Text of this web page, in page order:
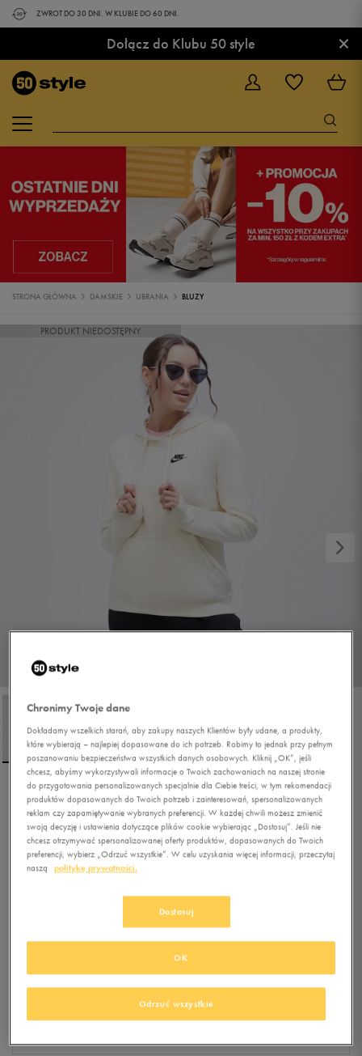
ZWROT DO 30 DNI. W KLUBIE DO 60 DNI.
Dołącz do Klubu 50 style ×
STRONA GŁÓWNA DAMSKIE UBRANIA BLUZY
PRODUKT NIEDOSTĘPNY
NIKE BLUZA Z KAPTUREM
W NSW CLUB FLC STD PO
5.0( 126)
149,99złz Vat
Produkt niedostępny
Jeśli artykuł będzie ponownie dostępny, otrzymasz od nas powiadomienie.
Chronimy Twoje dane
Dokładamy wszelkich starań, aby zakupy naszych Klientów były udane, a produkty,
które wybierają – najlepiej dopasowane do ich potrzeb. Robimy to jednak przy pełnym
poszanowaniu bezpieczeństwa wszystkich danych osobowych. Kliknij „OK”, jeśli
chcesz, abyśmy wykorzystywali informacje o Twoich zachowaniach na naszej stronie
do przygotowania personalizowanych specjalnie dla Ciebie treści, w tym rekomendacji
produktów dopasowanych do Twoich potrzeb i zainteresowań, spersonalizowanych
reklam czy zapamiętywanie wybranych preferencji. W każdej chwili możesz zmienić
swoją decyzję i ustawienia dotyczące plików cookie wybierając „Dostosuj”. Jeśli nie
chcesz otrzymywać spersonalizowanej oferty produktów, dopasowanych do Twoich
preferencji, wybierz „Odrzuć wszystkie”. W celu uzyskania więcej informacji, przeczytaj
naszą
politykę prywatności.
Dostosuj
Odrzuć wszystkie
OK